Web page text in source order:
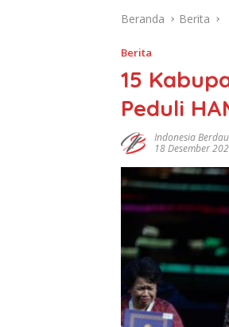
Beranda Berita
Berita
15
Peduli
Indonesia
18 Desember